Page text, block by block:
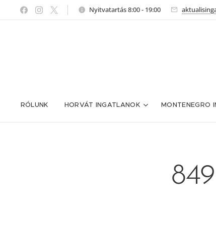
Nyitvatartás 8:00 - 19:00
RÓLUNK HORVÁT INGATLANOK MONTENEGRO